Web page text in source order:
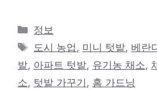
카
테
리
정보
태
그
도시 농업 , 미니 텃밭, 베란
밭, 아파트 텃밭, 유기농 채소,
소, 텃밭 가꾸기 , 홈 가드닝